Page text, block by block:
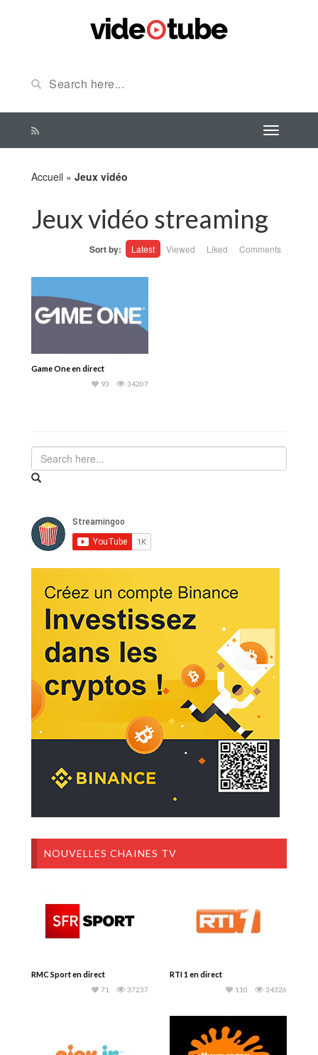
Accueil » Jeux vidéo
Jeux vidéo streaming
Sort by: Latest Viewed Liked Comments
Game One en direct
34207
93
NOUVELLES CHAINES TV
RMC Sport en direct
37237
71
RTI 1 en direct
34326
110